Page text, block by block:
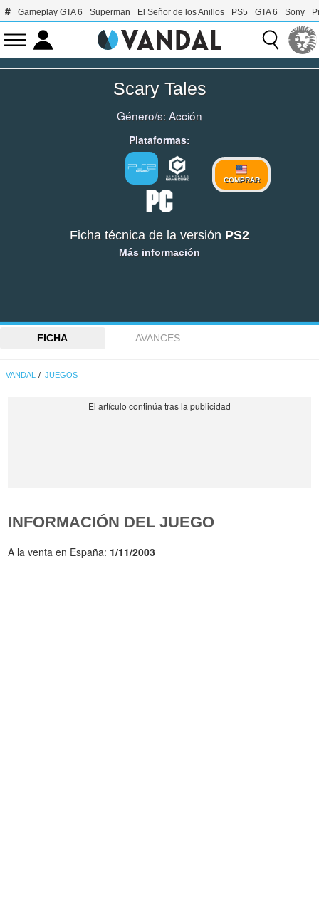
Gameplay GTA 6 Superman El Señor de los Anillos PS5 GTA 6 Sony
Scary Tales
Género/s: Acción
Plataformas:
COMPRAR
Ficha técnica de la versión PS2
Más información
FICHA AVANCES
VANDAL JUEGOS
INFORMACIÓN DEL JUEGO
A la venta en España: 1/11/2003